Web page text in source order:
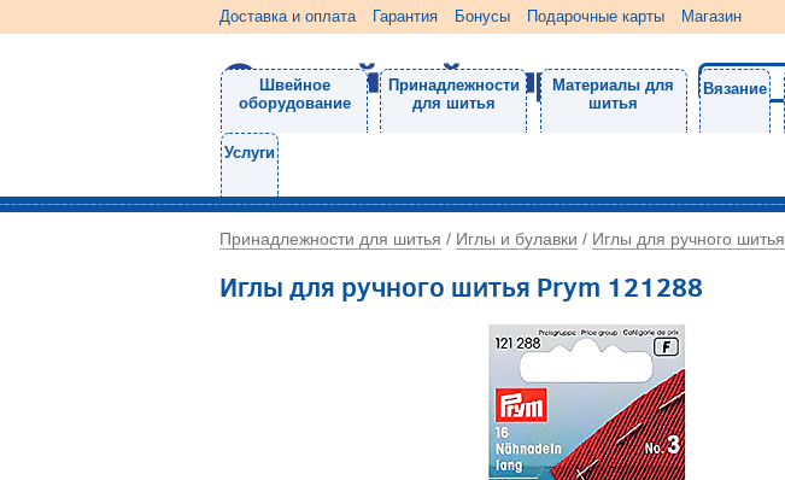
Доставка и оплата Гарантия Бонусы Подарочные карты Магазин
Швейное
оборудование
Принадлежности
для шитья
Материалы для
шитья
Вязание
Услуги
Принадлежности для шитья / Иглы и булавки / Иглы для ручного шитья
Иглы для ручного шитья Prym 121288